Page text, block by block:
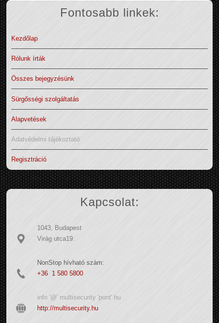
Fontosabb linkek:
Kezdőlap
Rólunk írták
Összes bejegyzésünk
Sürgősségi szolgáltatás
Alapvetések
Adatvédelmi tájékoztató
Regisztráció
Kapcsolat:
1043, Budapest
Virág utca19.
NonStop hívható szám:
+36 1 580 5800
info '@' multisecurity 'pont' hu
http://multisecurity.hu